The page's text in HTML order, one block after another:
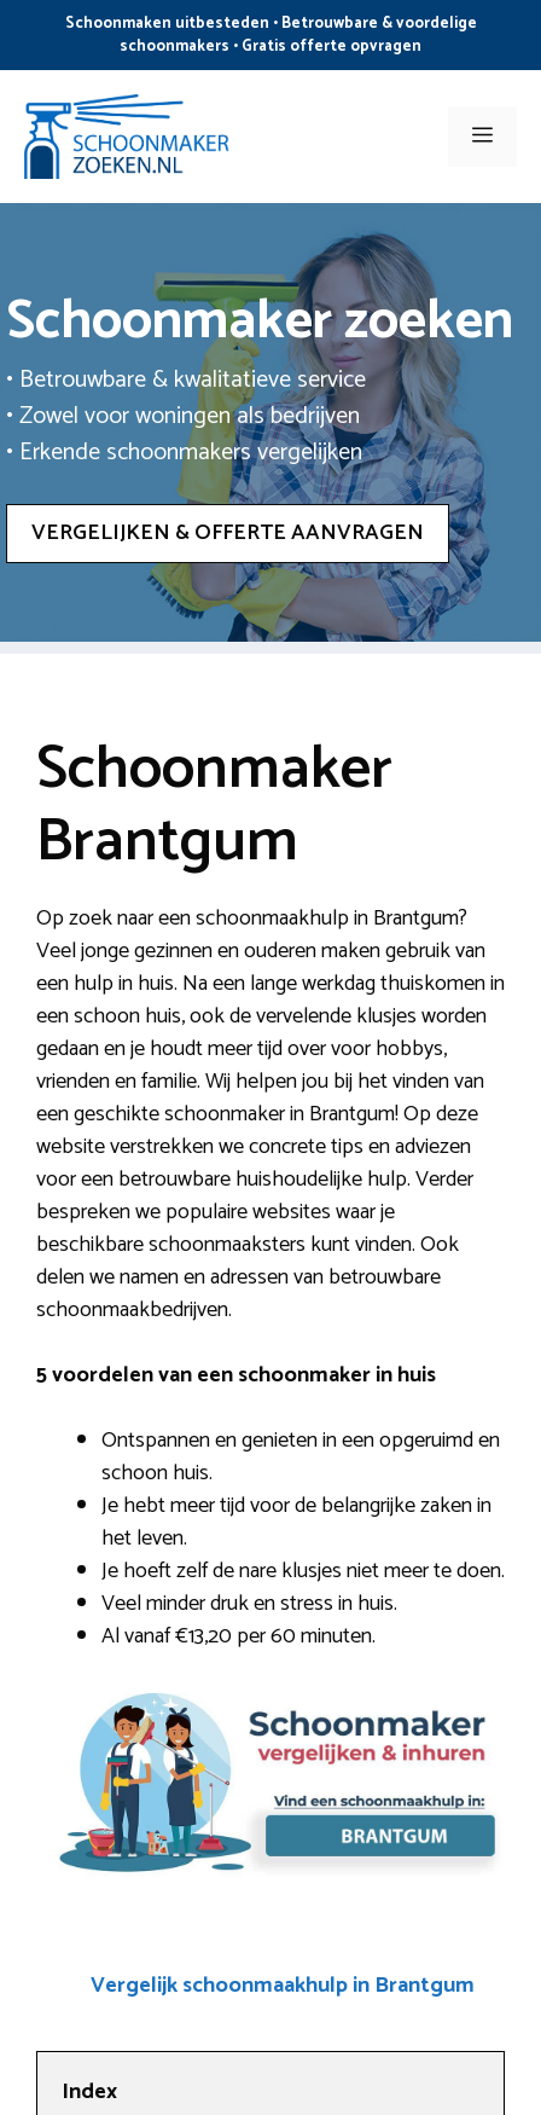
de
inhoud
Schoonmaken uitbesteden • Betrouwbare & voordelige
schoonmakers • Gratis offerte opvragen
Menu
Schoonmaker zoeken
• Betrouwbare & kwalitatieve service
• Zowel voor woningen als bedrijven
• Erkende schoonmakers vergelijken
VERGELIJKEN & OFFERTE AANVRAGEN
Schoonmaker
Brantgum
Op zoek naar een schoonmaakhulp in Brantgum?
Veel jonge gezinnen en ouderen maken gebruik van
een hulp in huis. Na een lange werkdag thuiskomen in
een schoon huis, ook de vervelende klusjes worden
gedaan en je houdt meer tijd over voor hobbys,
vrienden en familie. Wij helpen jou bij het vinden van
een geschikte schoonmaker in Brantgum! Op deze
website verstrekken we concrete tips en adviezen
voor een betrouwbare huishoudelijke hulp. Verder
bespreken we populaire websites waar je
beschikbare schoonmaaksters kunt vinden. Ook
delen we namen en adressen van betrouwbare
schoonmaakbedrijven.
5 voordelen van een schoonmaker in huis
Ontspannen en genieten in een opgeruimd en
schoon huis.
Je hebt meer tijd voor de belangrijke zaken in
het leven.
Je hoeft zelf de nare klusjes niet meer te doen.
Veel minder druk en stress in huis.
Al vanaf €13,20 per 60 minuten.
Vergelijk schoonmaakhulp in Brantgum
Index